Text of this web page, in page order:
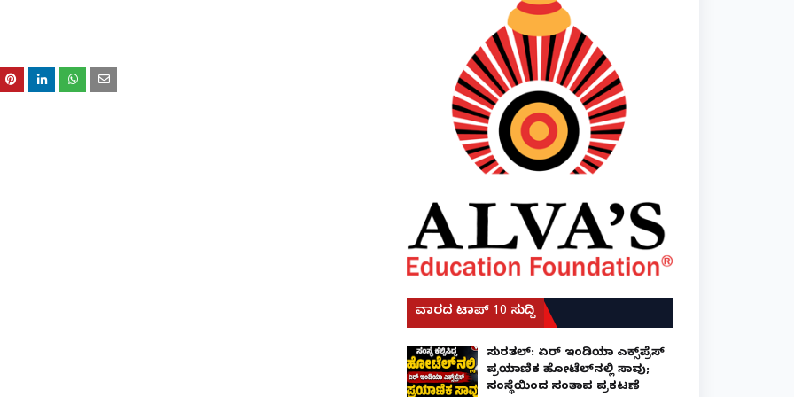
ವಾರದ ಟಾಪ್ 10 ಸುದ್ದಿ
ಸುರತ್ಕಲ್: ಏರ್ ಇಂಡಿಯಾ ಎಕ್ಸ್‌ಪ್ರೆಸ್
ಪ್ರಯಾಣಿಕ ಹೋಟೆಲ್‌ನಲ್ಲಿ ಸಾವು;
ಸಂಸ್ಥೆಯಿಂದ ಸಂತಾಪ ಪ್ರಕಟಣೆ